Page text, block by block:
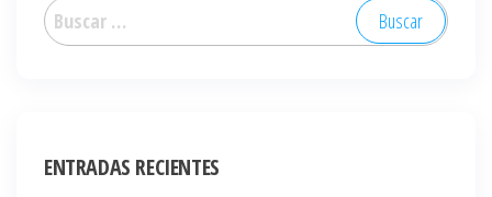
ENTRADAS RECIENTES